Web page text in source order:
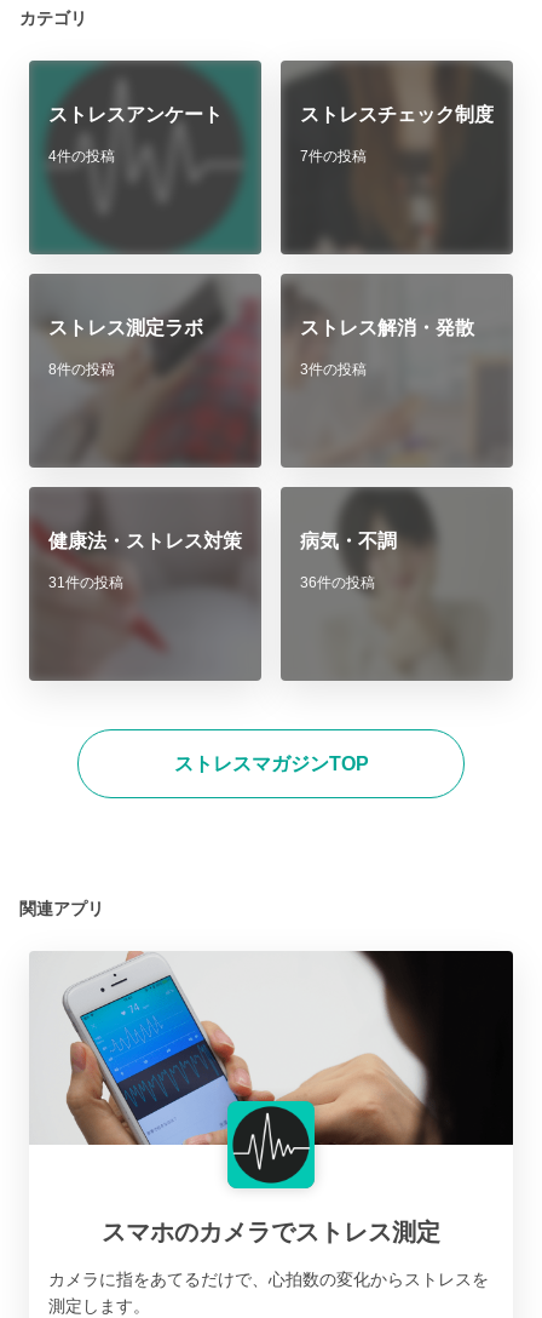
カテゴリ
ストレスアンケート
4件の投稿
ストレスチェック制度
7件の投稿
ストレス測定ラボ
8件の投稿
ストレス解消・発散
3件の投稿
健康法・ストレス対策
31件の投稿
病気・不調
36件の投稿
ストレスマガジンTOP
関連アプリ
スマホのカメラでストレス測定
カメラに指をあてるだけで、心拍数の変化からストレスを
測定します。